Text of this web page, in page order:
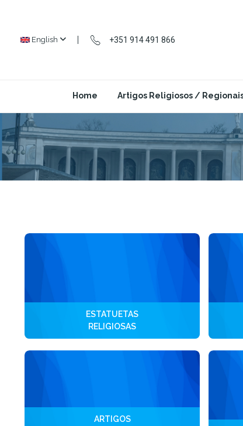
English +351 914 491 866
Home Artigos Religiosos /
ESTATUETAS
RELIGIOSAS
ARTIGOS